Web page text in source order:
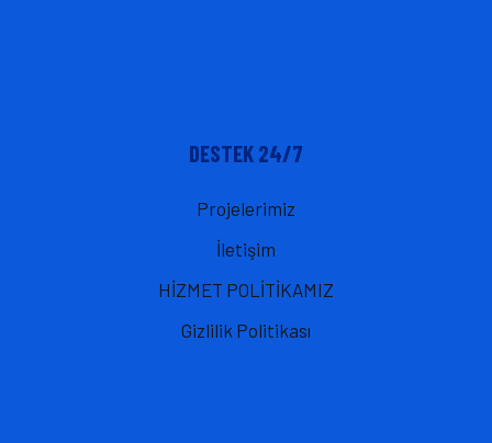
DESTEK 24/7
Projelerimiz
İletişim
HİZMET POLİTİKAMIZ
Gizlilik Politikası